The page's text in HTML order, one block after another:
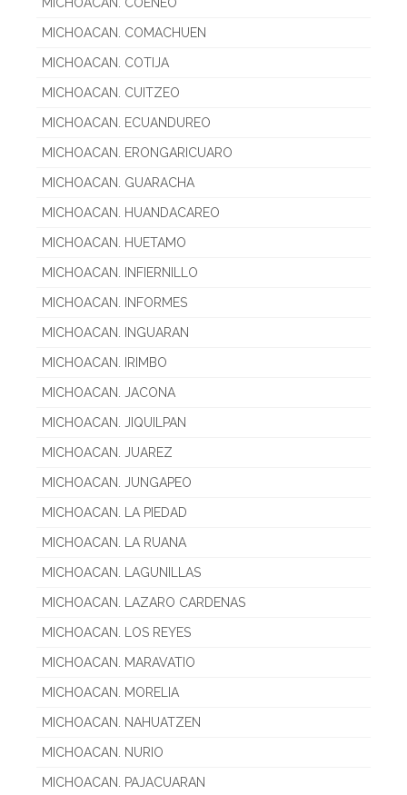
MICHOACAN. COMACHUEN
MICHOACAN. COTIJA
MICHOACAN. CUITZEO
MICHOACAN. ECUANDUREO
MICHOACAN. ERONGARICUARO
MICHOACAN. GUARACHA
MICHOACAN. HUANDACAREO
MICHOACAN. HUETAMO
MICHOACAN. INFIERNILLO
MICHOACAN. INFORMES
MICHOACAN. INGUARAN
MICHOACAN. IRIMBO
MICHOACAN. JACONA
MICHOACAN. JIQUILPAN
MICHOACAN. JUAREZ
MICHOACAN. JUNGAPEO
MICHOACAN. LA PIEDAD
MICHOACAN. LA RUANA
MICHOACAN. LAGUNILLAS
MICHOACAN. LAZARO CARDENAS
MICHOACAN. LOS REYES
MICHOACAN. MARAVATIO
MICHOACAN. MORELIA
MICHOACAN. NAHUATZEN
MICHOACAN. NURIO
MICHOACAN. PAJACUARAN